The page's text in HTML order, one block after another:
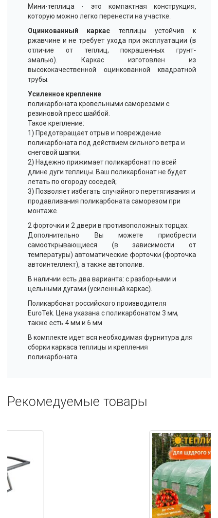
Мини-теплица - это компактная конструкция,
которую можно легко перенести на участке.
Оцинкованный каркас теплицы устойчив к
ржавчине и не требует ухода при эксплуатации (в
отличие от теплиц, покрашенных грунт-
эмалью). Каркас изготовлен из
высококачественной оцинкованной квадратной
трубы.
Усиленное крепление
поликарбоната кровельными саморезами с
резиновой пресс шайбой.
Такое крепление:
1) Предотвращает отрыв и повреждение
поликарбоната под действием сильного ветра и
снеговой шапки;
2) Надежно прижимает поликарбонат по всей
длине дуги теплицы. Ваш поликарбонат не будет
летать по огороду соседей;
3) Позволяет избегать случайного перетягивания и
продавливания поликарбоната саморезом при
монтаже.
2 форточки и 2 двери в противоположных торцах.
Дополнительно Вы можете приобрести
самооткрывающиеся (в зависимости от
температуры) автоматические форточки (форточка
автоинтеллект), а также автополив.
В наличии есть два варианта: с разборными и
цельными дугами (усиленный каркас).
Поликарбонат российского производителя
EuroTek. Цена указана с поликарбонатом 3 мм,
также есть 4 мм и 6 мм
В комплекте идет вся необходимая фурнитура для
сборки каркаса теплицы и крепления
поликарбоната.
Рекомедуемые товары